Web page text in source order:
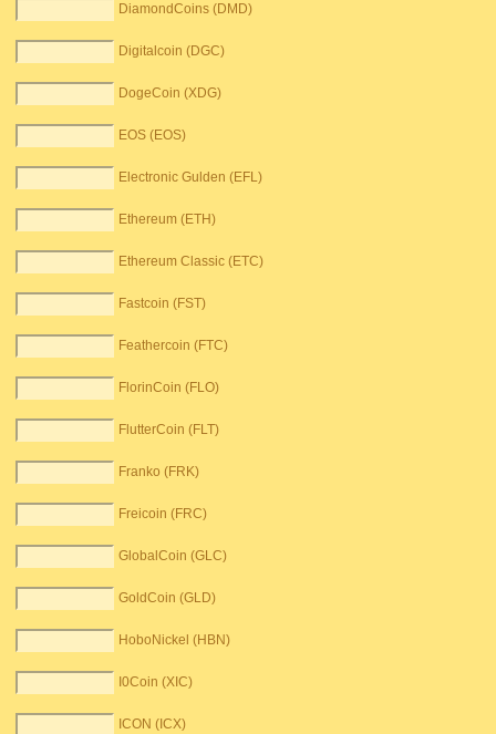
DiamondCoins (DMD)
Digitalcoin (DGC)
DogeCoin (XDG)
EOS (EOS)
Electronic Gulden (EFL)
Ethereum (ETH)
Ethereum Classic (ETC)
Fastcoin (FST)
Feathercoin (FTC)
FlorinCoin (FLO)
FlutterCoin (FLT)
Franko (FRK)
Freicoin (FRC)
GlobalCoin (GLC)
GoldCoin (GLD)
HoboNickel (HBN)
I0Coin (XIC)
ICON (ICX)